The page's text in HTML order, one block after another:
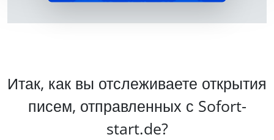
Итак, как вы отслеживаете открытия
писем, отправленных с Sofort-
start.de?